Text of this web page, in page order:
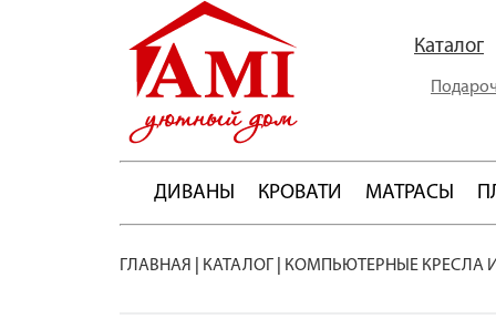
Каталог
ДИВАНЫ КРОВАТИ МАТРАСЫ
ГЛАВНАЯ КАТАЛОГ КОМПЬЮТЕРНЫЕ КРЕСЛА